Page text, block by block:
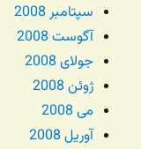
سپتامبر 2008
آگوست 2008
جولای 2008
ژوئن 2008
می 2008
آوریل 2008